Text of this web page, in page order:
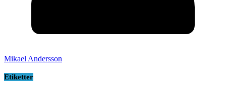
Mikael Andersson
Etiketter